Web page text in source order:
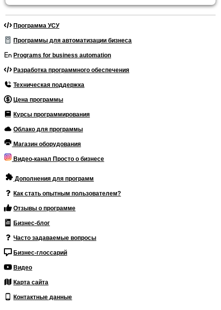
Программа УСУ
Программы для автоматизации бизнеса
Programs for business automation
Разработка программного обеспечения
Техническая поддержка
Цена программы
Курсы программирования
Облако для программы
Магазин оборудования
Видео-канал Просто о бизнесе
Дополнения для программ
Как стать опытным пользователем?
Отзывы о программе
Бизнес-блог
Часто задаваемые вопросы
Бизнес-глоссарий
Видео
Карта сайта
Контактные данные